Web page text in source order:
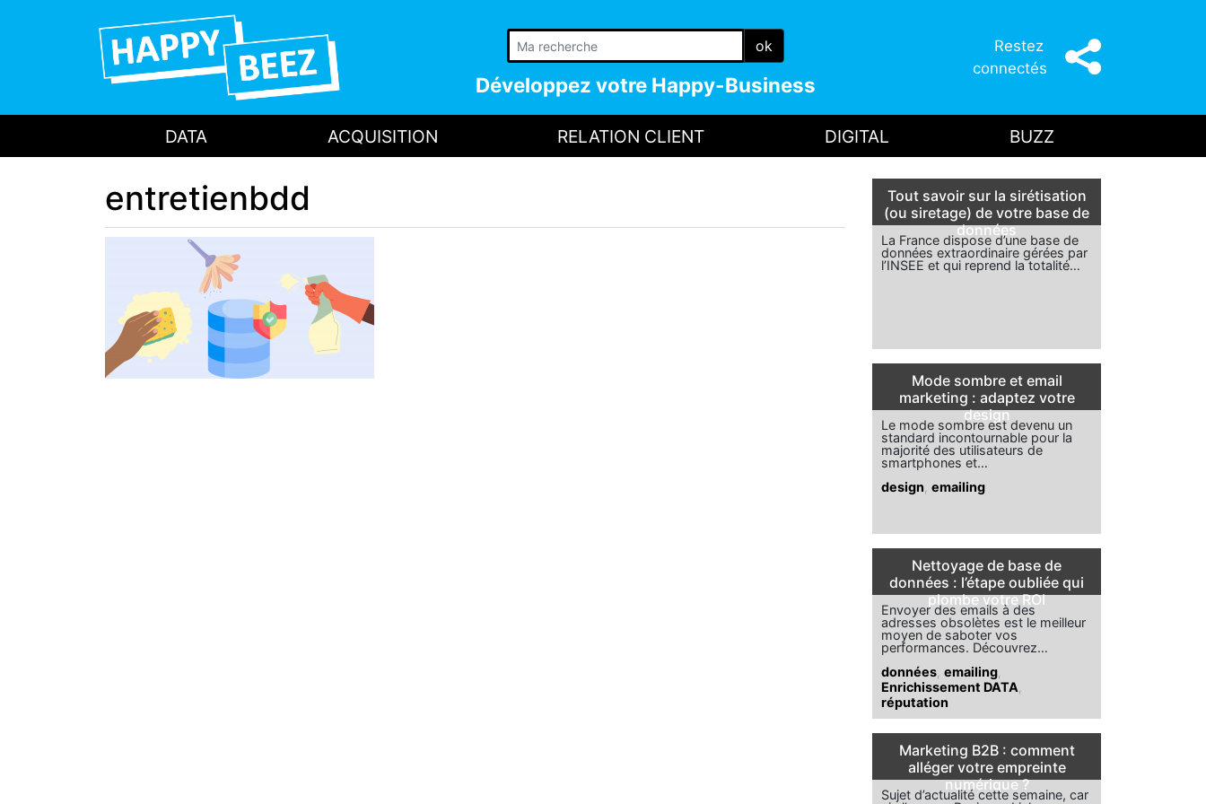
ok
Développez votre Happy-Business
Restez
connectés
DATA ACQUISITION RELATION CLIENT DIGITAL BUZZ
entretienbdd
Tout savoir sur la sirétisation
(ou siretage) de votre base de
données
La France dispose d’une base de
données extraordinaire gérées par
l’INSEE et qui reprend la totalité…
Mode sombre et email
marketing : adaptez votre
design
Le mode sombre est devenu un
standard incontournable pour la
majorité des utilisateurs de
smartphones et…
design emailing
Nettoyage de base de
données : l’étape oubliée qui
plombe votre ROI
Envoyer des emails à des
adresses obsolètes est le meilleur
moyen de saboter vos
performances. Découvrez…
données emailing
Enrichissement DATA
réputation
Marketing B2B : comment
alléger votre empreinte
numérique ?
Sujet d’actualité cette semaine, car